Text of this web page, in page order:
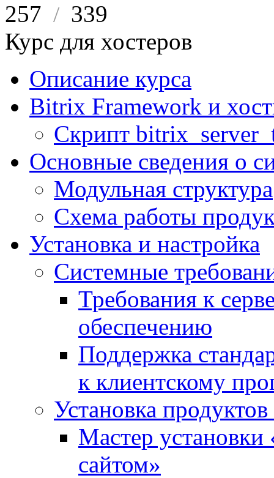
257 / 339
Курс для хостеров
Описание курса
Bitrix Framework и
Скрипт
Основные сведения о
Модульная структура
Схема работы
Установка и настройка
Системные
Требования к
обеспечению
Поддержка
к клиентскому
Установка
Мастер
сайтом»